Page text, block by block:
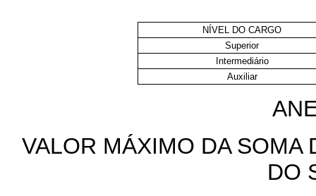
NÍVEL DO CARGO
Superior
Intermediário
Auxiliar
VALOR MÁXIMO DA SOMA
DO